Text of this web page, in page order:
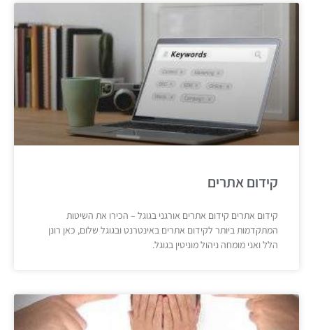
קידום אתרים
קידום אתרים קידום אתרים אורגני בגוגל – הכירו את השיטות
המתקדמות ביותר לקידום אתרים באינטרנט ובגוגל שלום, כאן רונן
הלל ואני מומחה ניהול מוניטין בגוגל.